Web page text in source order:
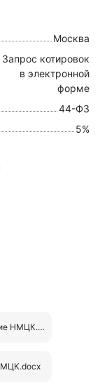
Москва
Запрос котировок
в электронной
форме
44-ФЗ
5%
Обоснование НМЦК.docx